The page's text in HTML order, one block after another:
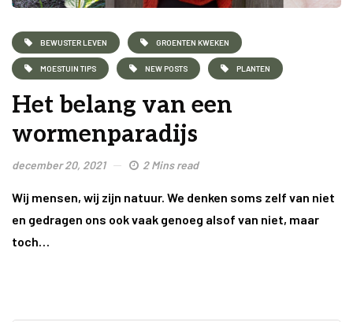
BEWUSTER LEVEN GROENTEN KWEKEN
MOESTUIN TIPS NEW POSTS PLANTEN
Het belang van een
wormenparadijs
december 20, 2021 2 Mins read
Wij mensen, wij zijn natuur. We denken soms zelf van niet
en gedragen ons ook vaak genoeg alsof van niet, maar
toch…